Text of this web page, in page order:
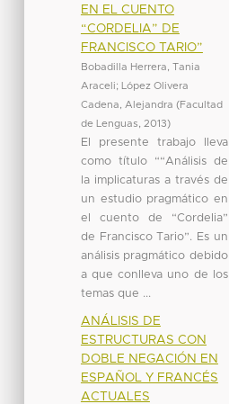
EN EL CUENTO
“CORDELIA” DE
FRANCISCO TARIO”
Bobadilla Herrera, Tania
Araceli;
López Olivera
Cadena, Alejandra (Facultad
de Lenguas
2013)
El presente trabajo lleva
como título ““Análisis de
la implicaturas a través de
un estudio pragmático en
el cuento de “Cordelia”
de Francisco Tario”. Es un
análisis pragmático debido
a que conlleva uno de los
temas que ...
ANÁLISIS DE
ESTRUCTURAS CON
DOBLE NEGACIÓN EN
ESPAÑOL Y FRANCÉS
ACTUALES